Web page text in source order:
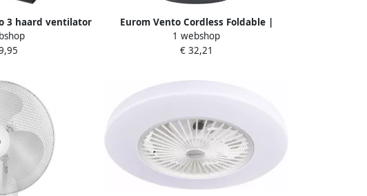
3 haard ventilator
Eurom Vento Cordless Foldable |
Ventilator 384642
1 webshop
€ 32,21